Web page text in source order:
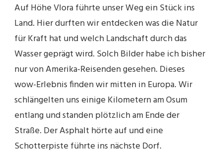
Auf Höhe Vlora führte unser Weg ein Stück ins
Land. Hier durften wir entdecken was die Natur
für Kraft hat und welch Landschaft durch das
Wasser geprägt wird. Solch Bilder habe ich bisher
nur von Amerika-Reisenden gesehen. Dieses
wow-Erlebnis finden wir mitten in Europa. Wir
schlängelten uns einige Kilometern am Osum
entlang und standen plötzlich am Ende der
Straße. Der Asphalt hörte auf und eine
Schotterpiste führte ins nächste Dorf.